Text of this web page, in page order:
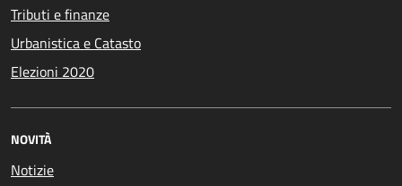
Tributi e finanze
Urbanistica e Catasto
Elezioni 2020
NOVITÀ
Notizie